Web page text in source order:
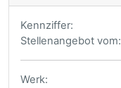
Kennziffer:
Stellenangebot vom:
Werk: